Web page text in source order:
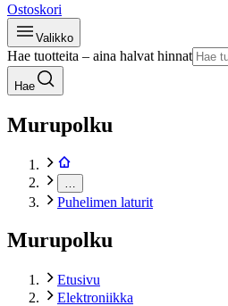
Ostoskori
Valikko
Hae tuotteita – aina halvat hinnat
Hae
Murupolku
Puhelimen laturit
Murupolku
Etusivu
Elektroniikka